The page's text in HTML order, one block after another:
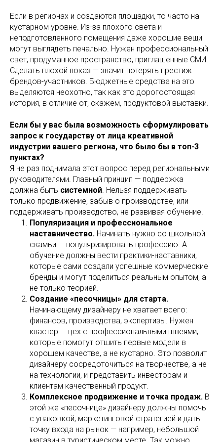
Если в регионах и создаются площадки, то часто на
кустарном уровне. Из-за плохого света и
неподготовленного помещения даже хорошие вещи
могут выглядеть печально. Нужен профессиональный
свет, продуманное пространство, приглашенные СМИ.
Сделать плохой показ — значит потерять престиж
брендов-участников. Бюджетные средства на это
выделяются неохотно, так как это дорогостоящая
история, в отличие от, скажем, продуктовой выставки.
Если бы у вас была возможность сформулировать
запрос к государству от лица креативной
индустрии вашего региона, что было бы в топ-3
пунктах?
Я не раз поднимала этот вопрос перед региональными
руководителями. Главный принцип — поддержка
должна быть системной . Нельзя поддерживать
только продвижение, забыв о производстве, или
поддерживать производство, не развивая обучение.
Популяризация и профессиональное
наставничество. Начинать нужно со школьной
скамьи — популяризировать профессию. А
обучение должны вести практики-наставники,
которые сами создали успешные коммерческие
бренды и могут поделиться реальным опытом, а
не только теорией.
Создание «песочницы» для старта.
Начинающему дизайнеру не хватает всего:
финансов, производства, экспертизы. Нужен
кластер — цех с профессиональными швеями,
которые помогут отшить первые модели в
хорошем качестве, а не кустарно. Это позволит
дизайнеру сосредоточиться на творчестве, а не
на технологии, и представить инвесторам и
клиентам качественный продукт.
Комплексное продвижение и точка продаж. В
этой же «песочнице» дизайнеру должны помочь
с упаковкой, маркетинговой стратегией и дать
точку входа на рынок — например, небольшой
магазин в туристическом месте. Так можно